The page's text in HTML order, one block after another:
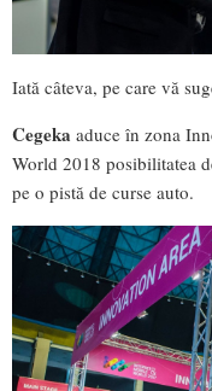
Iată câteva, pe care vă
Cegeka aduce în zona
World 2018 posibilitatea
pe o pistă de curse auto.